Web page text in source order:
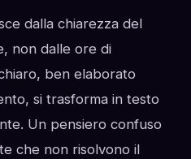
dalla chiarezza del
non dalle ore di
ben elaborato
si trasforma in testo
Un pensiero confuso
che non risolvono il